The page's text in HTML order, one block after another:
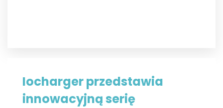
Iocharger przedstawia
innowacyjną serię